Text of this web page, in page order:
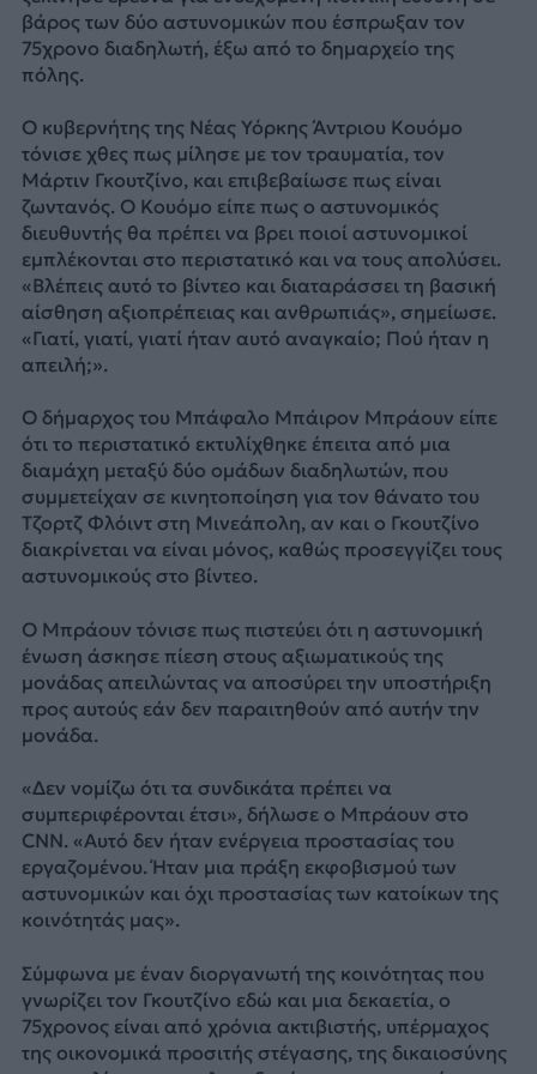
βάρος των δύο αστυνομικών που έσπρωξαν τον
75χρονο διαδηλωτή, έξω από το δημαρχείο της
πόλης.
Ο κυβερνήτης της Νέας Υόρκης Άντριου Κουόμο
τόνισε χθες πως μίλησε με τον τραυματία, τον
Μάρτιν Γκουτζίνο, και επιβεβαίωσε πως είναι
ζωντανός. Ο Κουόμο είπε πως ο αστυνομικός
διευθυντής θα πρέπει να βρει ποιοί αστυνομικοί
εμπλέκονται στο περιστατικό και να τους απολύσει.
«Βλέπεις αυτό το βίντεο και διαταράσσει τη βασική
αίσθηση αξιοπρέπειας και ανθρωπιάς», σημείωσε.
«Γιατί, γιατί, γιατί ήταν αυτό αναγκαίο; Πού ήταν η
απειλή;».
Ο δήμαρχος του Μπάφαλο Μπάιρον Μπράουν είπε
ότι το περιστατικό εκτυλίχθηκε έπειτα από μια
διαμάχη μεταξύ δύο ομάδων διαδηλωτών, που
συμμετείχαν σε κινητοποίηση για τον θάνατο του
Τζορτζ Φλόιντ στη Μινεάπολη, αν και ο Γκουτζίνο
διακρίνεται να είναι μόνος, καθώς προσεγγίζει τους
αστυνομικούς στο βίντεο.
Ο Μπράουν τόνισε πως πιστεύει ότι η αστυνομική
ένωση άσκησε πίεση στους αξιωματικούς της
μονάδας απειλώντας να αποσύρει την υποστήριξη
προς αυτούς εάν δεν παραιτηθούν από αυτήν την
μονάδα.
«Δεν νομίζω ότι τα συνδικάτα πρέπει να
συμπεριφέρονται έτσι», δήλωσε ο Μπράουν στο
CNN. «Αυτό δεν ήταν ενέργεια προστασίας του
εργαζομένου. Ήταν μια πράξη εκφοβισμού των
αστυνομικών και όχι προστασίας των κατοίκων της
κοινότητάς μας».
Σύμφωνα με έναν διοργανωτή της κοινότητας που
γνωρίζει τον Γκουτζίνο εδώ και μια δεκαετία, ο
75χρονος είναι από χρόνια ακτιβιστής, υπέρμαχος
της οικονομικά προσιτής στέγασης, της δικαιοσύνης